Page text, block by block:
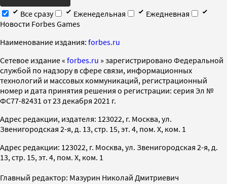
Все сразу
Еженедельная
Ежедневная
Новости Forbes Games
Наименование издания: forbes.ru
Cетевое издание « forbes.ru » зарегистрировано Федеральной
службой по надзору в сфере связи, информационных
технологий и массовых коммуникаций, регистрационный
номер и дата принятия решения о регистрации: серия Эл №
ФС77-82431 от 23 декабря 2021 г.
Адрес редакции, издателя: 123022, г. Москва, ул.
Звенигородская 2-я, д. 13, стр. 15, эт. 4, пом. X, ком. 1
Адрес редакции: 123022, г. Москва, ул. Звенигородская 2-я, д.
13, стр. 15, эт. 4, пом. X, ком. 1
Главный редактор: Мазурин Николай Дмитриевич